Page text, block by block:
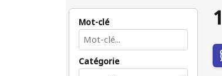
Mot-clé
Catégorie